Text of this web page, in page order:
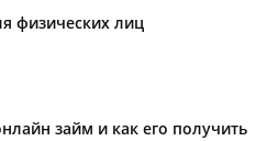
физических лиц
займ и как его получить